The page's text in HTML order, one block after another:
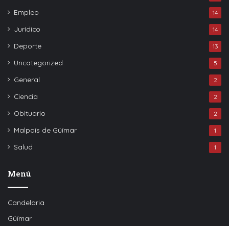
Empleo 14
Jurídico 14
Deporte 13
Uncategorized 5
General 2
Ciencia 2
Obituario 2
Malpaís de Güímar 1
Salud 1
Menú
Candelaria
Güímar